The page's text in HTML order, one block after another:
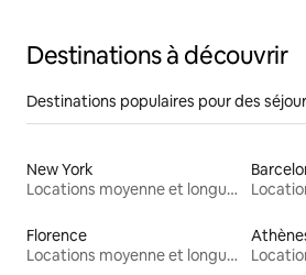
Destinations à découvrir
Destinations populaires pour des
New York
Locations moyenne et longue durée
Florence
Locations moyenne et longue durée